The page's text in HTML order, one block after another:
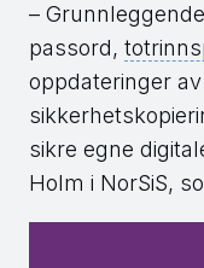
–
passord,
oppdateringer
sikre egne
Holm i NorSiS,